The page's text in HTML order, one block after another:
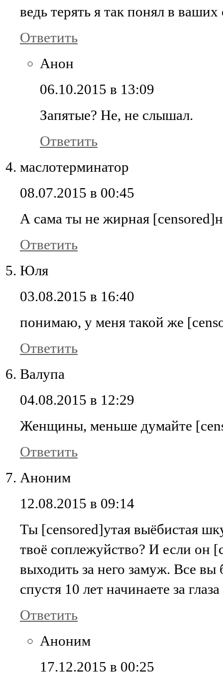
ведь терять я так понял в
Ответить
Анон
06.10.2015 в 13:09
Запятые? Не, не слышал.
Ответить
маслотерминатор
08.07.2015 в 00:45
А сама ты не жирная
Ответить
Юля
03.08.2015 в 16:40
понимаю, у меня такой же
Ответить
Валупа
04.08.2015 в 12:29
Женщины, меньше думайте
Ответить
Аноним
12.08.2015 в 09:14
Ты [censored]утая выёбистая
твоё соплежуйство? И если он
выходить за него замуж. Все
спустя 10 лет начинаете за
Ответить
Аноним
17.12.2015 в 00:25